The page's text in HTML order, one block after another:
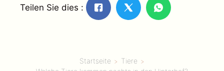
Teilen Sie dies :
Startseite
Tiere